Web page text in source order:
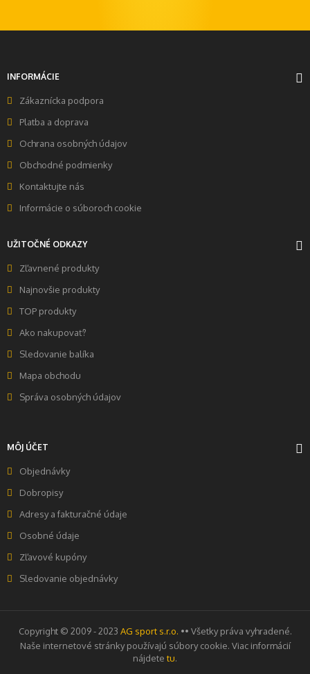
INFORMÁCIE
Zákaznícka podpora
Platba a doprava
Ochrana osobných údajov
Obchodné podmienky
Kontaktujte nás
Informácie o súboroch cookie
UŽITOČNÉ ODKAZY
Zľavnené produkty
Najnovšie produkty
TOP produkty
Ako nakupovať?
Sledovanie balíka
Mapa obchodu
Správa osobných údajov
MÔJ ÚČET
Objednávky
Dobropisy
Adresy a fakturačné údaje
Osobné údaje
Zľavové kupóny
Sledovanie objednávky
Copyright © 2009 - 2023 AG sport s.r.o. •• Všetky práva vyhradené.
Naše internetové stránky používajú súbory cookie. Viac informácií
nájdetetu.